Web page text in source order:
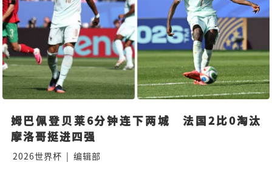
姆巴佩登贝莱6分钟连下两城　法国2比0淘汰
摩洛哥挺进四强
2026世界杯 | 编辑部